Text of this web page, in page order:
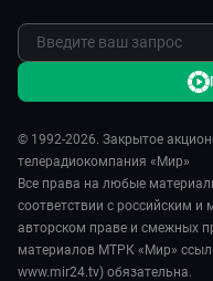
© 1992-2026. Закрытое
телерадиокомпания «Мир»
Все права на любые
соответствии с российским
авторском праве и смежных
материалов МТРК «Мир»
www.mir24.tv) обязательна.